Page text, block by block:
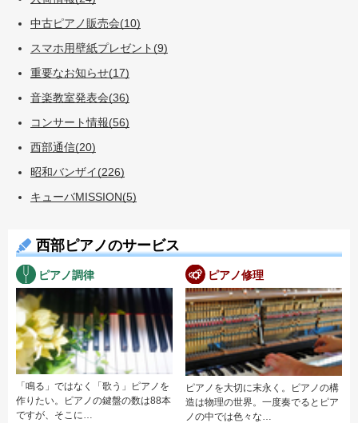
中古ピアノ販売会(10)
スマホ用壁紙プレゼント(9)
重要なお知らせ(17)
音楽教室発表会(36)
コンサート情報(56)
西部通信(20)
昭和バンザイ(226)
キューバMISSION(5)
西部ピアノのサービス
ピアノ調律
「鳴る」ではなく「歌う」ピアノを
作りたい。ピアノの鍵盤の数は88本
ですが、そこに…
ピアノ修理
ピアノを大切に末永く。ピアノの構
造は物理の世界。一度奏でるとピア
ノの中では色々な…